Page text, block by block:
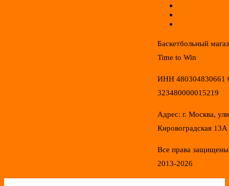
Баскетбольный
Time to Win
ИНН 480304830661
323480000015219
Адрес: г. Москва,
Кировоградская 13А
Все права
2013-2026